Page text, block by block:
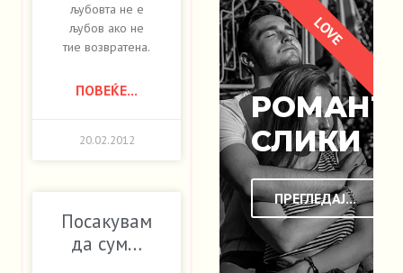
љубовта не е
љубов ако не
тие возвратена.
ПОВЕЌЕ...
20.02.2012
Посакувам
да сум…
СЛИКИ
ПРЕГЛЕДАЈ...
LOVE